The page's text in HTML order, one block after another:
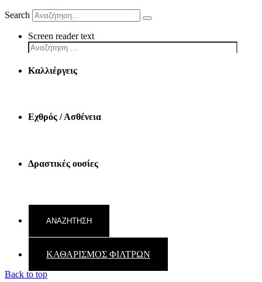
Search
Screen reader text
Καλλιέργεις
Εχθρός / Ασθένεια
Δραστικές ουσίες
ΚΑΘΑΡΙΣΜΟΣ ΦΙΛΤΡΩΝ
Back to top